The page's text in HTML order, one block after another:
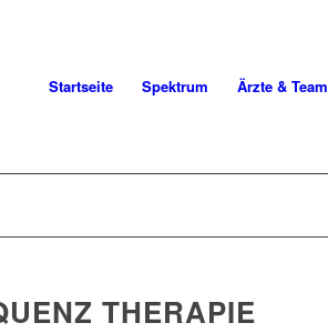
Startseite Spektrum Ärzte & Team
THERAPIE